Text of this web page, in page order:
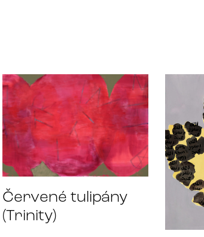
Červené tulipány
(Trinity)